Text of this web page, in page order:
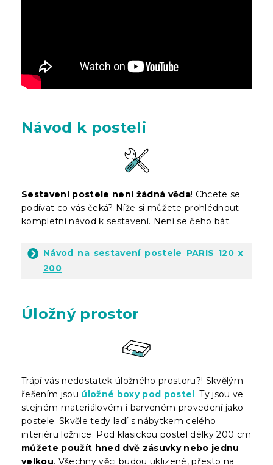
Návod k posteli
Sestavení postele není žádná věda! Chcete se
podívat co vás čeká? Níže si můžete prohlédnout
kompletní návod k sestavení. Není se čeho bát.
Návod na sestavení postele PARIS 120 x
200
Úložný prostor
Trápí vás nedostatek úložného prostoru?! Skvělým
řešením jsou úložné boxy pod postel. Ty jsou ve
stejném materiálovém i barveném provedení jako
postele. Skvěle tedy ladí s nábytkem celého
interiéru ložnice. Pod klasickou postel délky 200 cm
můžete použít hned dvě zásuvky nebo jednu
velkou. Všechny věci budou uklizené, přesto na